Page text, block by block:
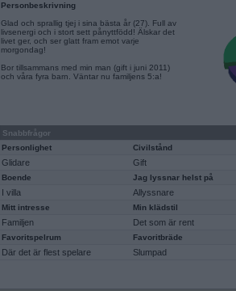
Personbeskrivning
Glad och sprallig tjej i sina bästa år (27). Full av
livsenergi och i stort sett pånyttfödd! Älskar det
livet ger, och ser glatt fram emot varje
morgondag!
Bor tillsammans med min man (gift i juni 2011)
och våra fyra barn. Väntar nu familjens 5:a!
Snabbfrågor
Personlighet
Civilstånd
Glidare Gift
Boende Jag lyssnar helst på
I villa Allyssnare
Mitt intresse Min klädstil
Familjen Det som är rent
Favoritspelrum Favoritbräde
Där det är flest spelare Slumpad